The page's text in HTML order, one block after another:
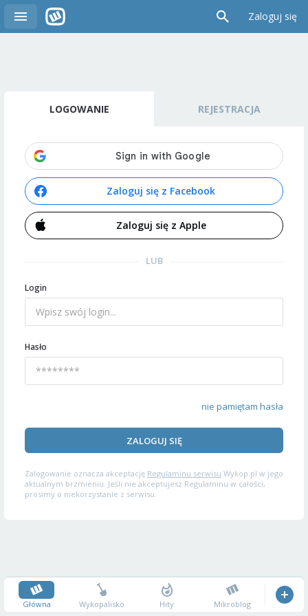
Zaloguj się
LOGOWANIE REJESTRACJA
Zaloguj się z Facebook
Zaloguj się z Apple
LUB
Login
Hasło
nie pamiętam hasła
ZALOGUJ SIĘ
Zalogowanie oznacza akceptację Regulaminu serwisu Wykop.pl w jego
aktualnym brzmieniu. Jeśli nie akceptujesz Regulaminu w całości,
prosimy o niekorzystanie z serwisu.
Główna Wykopalisko Hity Mikroblog